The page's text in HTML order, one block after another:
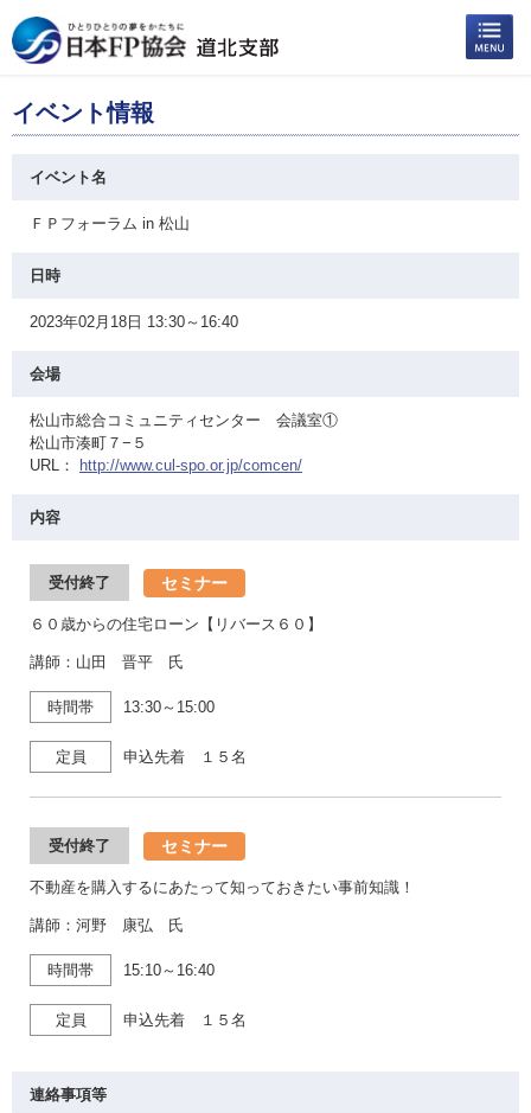
イベント情報
イベント名
ＦＰフォーラム in 松山
日時
2023年02月18日 13:30～16:40
会場
松山市総合コミュニティセンター 会議室①
松山市湊町７−５
URL：
http://www.cul-spo.or.jp/comcen/
内容
受付終了 セミナー
６０歳からの住宅ローン【リバース６０】
講師：山田 晋平 氏
時間帯 13:30～15:00
定員 申込先着 １５名
受付終了 セミナー
不動産を購入するにあたって知っておきたい事前知識！
講師：河野 康弘 氏
時間帯 15:10～16:40
定員 申込先着 １５名
連絡事項等